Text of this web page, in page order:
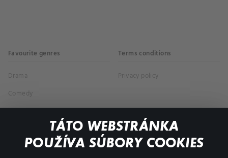
TÁTO WEBSTRÁNKA
POUŽÍVA SÚBORY COOKIES
Favourite genres
Drama
Comedy
Terms conditions
Privacy policy